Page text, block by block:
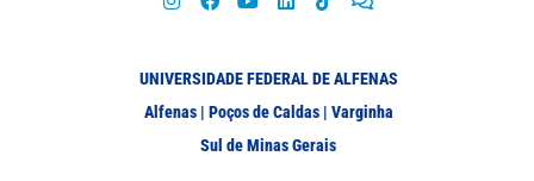
UNIVERSIDADE FEDERAL DE ALFENAS
Alfenas | Poços de Caldas | Varginha
Sul de Minas Gerais